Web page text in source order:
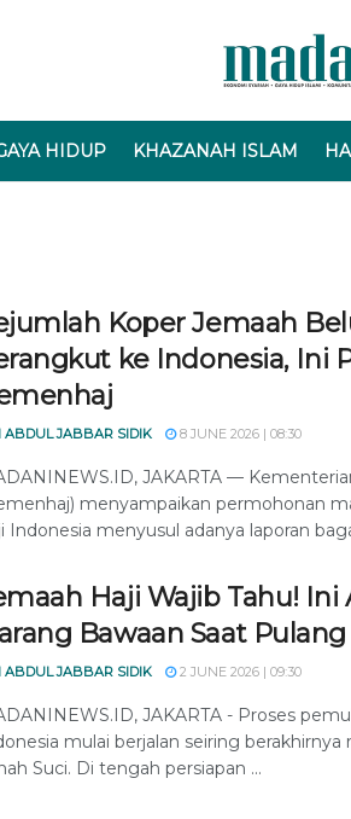
HIDUP KHAZANAH ISLAM
Koper Jemaah
ke Indonesia, Ini
ABDUL JABBAR SIDIK 8 JUNE 2026 | 08:30
JAKARTA —
menyampaikan permohonan
Indonesia menyusul adanya laporan
Haji Wajib Tahu! Ini
Bawaan Saat
ABDUL JABBAR SIDIK 2 JUNE 2026 | 09:30
JAKARTA - Proses
mulai berjalan seiring berakhirnya
Suci. Di tengah persiapan ...